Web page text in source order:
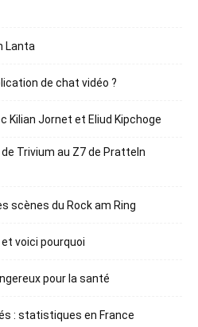
Lanta
de chat vidéo ?
Kilian Jornet et Eliud Kipchoge
Trivium au Z7 de Pratteln
scènes du Rock am Ring
voici pourquoi
pour la santé
: statistiques en France